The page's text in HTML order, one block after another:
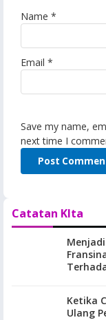
Name *
Email *
Save my name,
next time I
Catatan KIta
Ketika
Ulang